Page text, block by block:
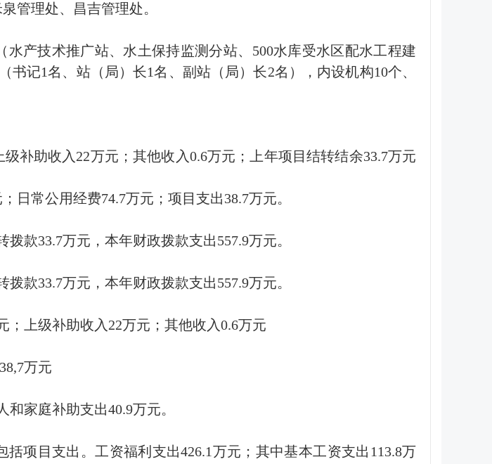
管理处、昌吉管理处。
产技术推广站、水土保持监测分站、500水库受水区配水工程建
记1名、站（局）长1名、副站（局）长2名），内设机构10个、
补助收入22万元；其他收入0.6万元；上年项目结转结余33.7万元
日常公用经费74.7万元；项目支出38.7万元。
款33.7万元，本年财政拨款支出557.9万元。
款33.7万元，本年财政拨款支出557.9万元。
；上级补助收入22万元；其他收入0.6万元
万元
家庭补助支出40.9万元。
项目支出。工资福利支出426.1万元；其中基本工资支出113.8万